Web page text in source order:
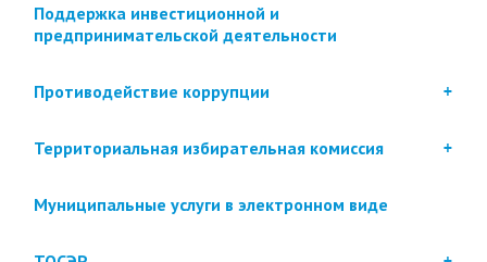
Поддержка инвестиционной и
предпринимательской деятельности
Противодействие коррупции
Территориальная избирательная комиссия
Муниципальные услуги в электронном виде